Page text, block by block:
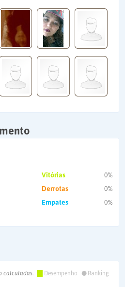
Vitórias
0%
Derrotas
0%
Empates
0%
calculadas. Desempenho •
Ranking